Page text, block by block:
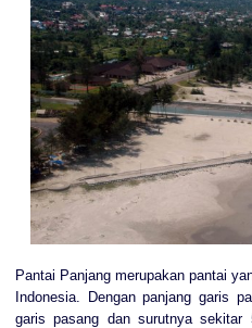
Pantai Panjang merupakan pantai
Indonesia. Dengan panjang garis
garis pasang dan surutnya